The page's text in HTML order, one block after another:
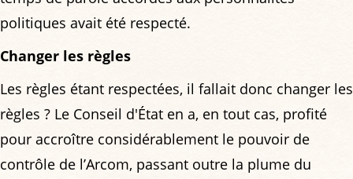
politiques avait été respecté.
Changer les règles
Les règles étant respectées, il fallait donc changer les
règles ? Le Conseil d'État en a, en tout cas, profité
pour accroître considérablement le pouvoir de
contrôle de l’Arcom, passant outre la plume du